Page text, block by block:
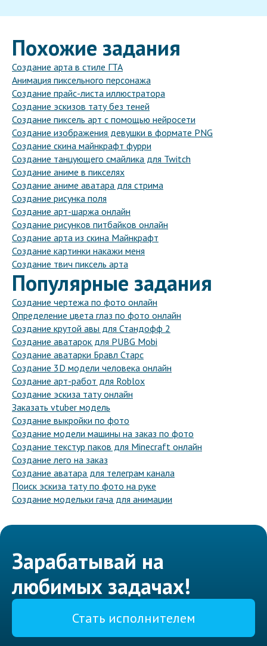
Похожие задания
Создание арта в стиле ГТА
Анимация пиксельного персонажа
Создание прайс-листа иллюстратора
Создание эскизов тату без теней
Создание пиксель арт с помощью нейросети
Создание изображения девушки в формате PNG
Создание скина майнкрафт фурри
Создание танцующего смайлика для Twitch
Создание аниме в пикселях
Создание аниме аватара для стрима
Создание рисунка поля
Создание арт-шаржа онлайн
Создание рисунков питбайков онлайн
Создание арта из скина Майнкрафт
Создание картинки накажи меня
Создание твич пиксель арта
Популярные задания
Создание чертежа по фото онлайн
Определение цвета глаз по фото онлайн
Создание крутой авы для Стандофф 2
Создание аватарок для PUBG Mobi
Создание аватарки Бравл Старс
Создание 3D модели человека онлайн
Создание арт-работ для Roblox
Создание эскиза тату онлайн
Заказать vtuber модель
Создание выкройки по фото
Создание модели машины на заказ по фото
Создание текстур паков для Minecraft онлайн
Создание лего на заказ
Создание аватара для телеграм канала
Поиск эскиза тату по фото на руке
Создание модельки гача для анимации
Зарабатывай на
любимых задачах!
Стать исполнителем